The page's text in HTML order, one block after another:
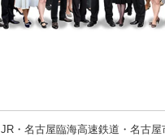
JR・名古屋臨海高速鉄道・名古